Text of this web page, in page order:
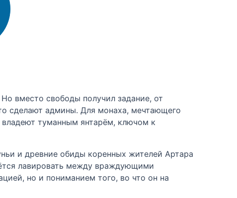
вместо свободы получил задание, от
сделают админы. Для монаха, мечтающего
туманным янтарём, ключом к
и древние обиды коренных жителей Артара
лавировать между враждующими
но и пониманием того, во что он на